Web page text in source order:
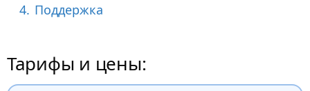
4. Поддержка
Тарифы и цены: